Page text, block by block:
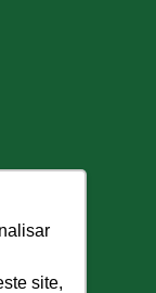
site,